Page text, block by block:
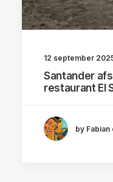
12 september
Santander
restaurant El
by Fabian